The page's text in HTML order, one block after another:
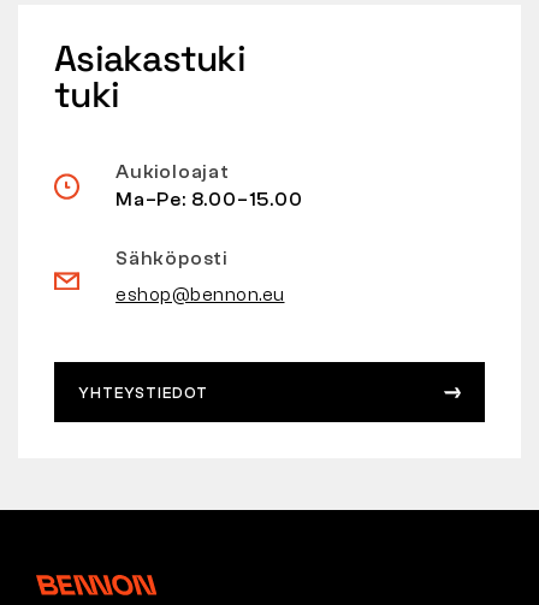
Asiakastuki
tuki
Aukioloajat
Ma–Pe: 8.00–15.00
Sähköposti
eshop@bennon.eu
YHTEYSTIEDOT